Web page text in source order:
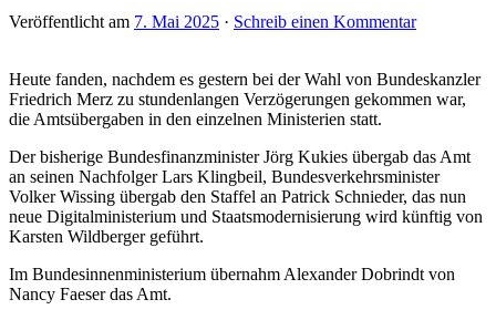
Veröffentlicht am 7. Mai 2025 · Schreib einen Kommentar
Heute fanden, nachdem es gestern bei der Wahl von Bundeskanzler
Friedrich Merz zu stundenlangen Verzögerungen gekommen war,
die Amtsübergaben in den einzelnen Ministerien statt.
Der bisherige Bundesfinanzminister Jörg Kukies übergab das Amt
an seinen Nachfolger Lars Klingbeil, Bundesverkehrsminister
Volker Wissing übergab den Staffel an Patrick Schnieder, das nun
neue Digitalministerium und Staatsmodernisierung wird künftig von
Karsten Wildberger geführt.
Im Bundesinnenministerium übernahm Alexander Dobrindt von
Nancy Faeser das Amt.